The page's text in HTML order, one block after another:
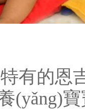
有的恩
(yǎng)